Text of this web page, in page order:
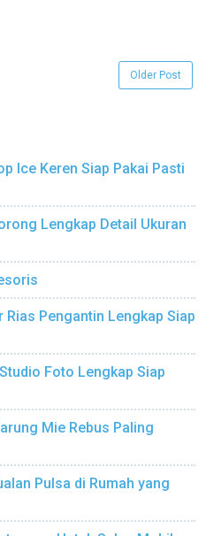
Older Post
Ice Keren Siap Pakai Pasti
Lengkap Detail Ukuran
Rias Pengantin Lengkap Siap
Foto Lengkap Siap
Mie Rebus Paling
Pulsa di Rumah yang